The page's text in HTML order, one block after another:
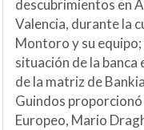
descubrimientos en
Valencia, durante la
Montoro y su
situación de la banca
de la matriz de
Guindos
Europeo, Mario